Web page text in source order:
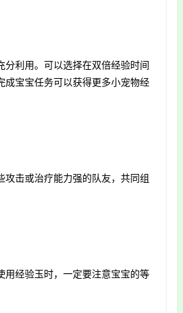
利用。可以选择在双倍经验时间
成宝宝任务可以获得更多小宠物经
击或治疗能力强的队友，共同组
经验玉时，一定要注意宝宝的等